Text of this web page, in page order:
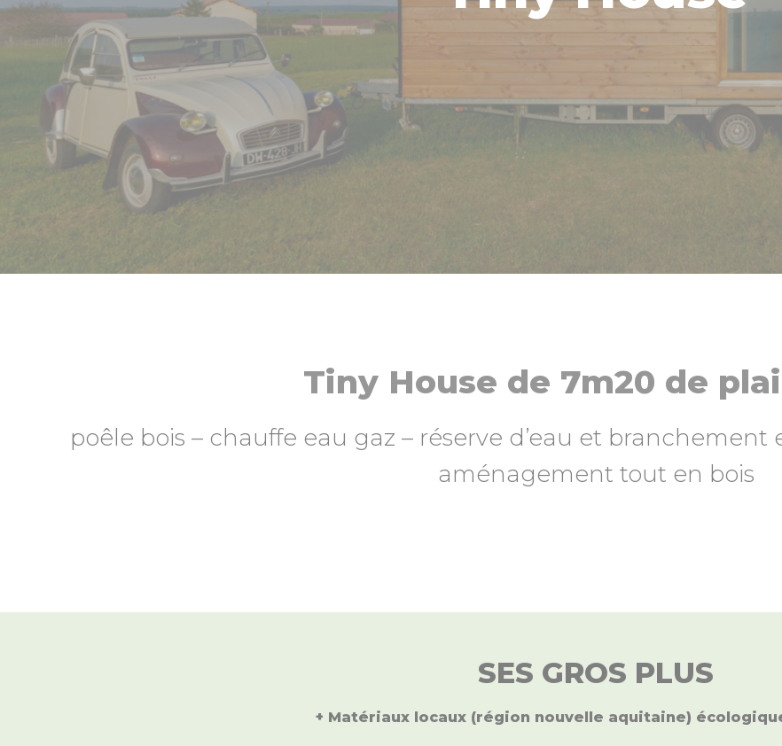
Tiny House de 7m20 de
poêle bois – chauffe eau gaz – réserve d’eau et branchement
aménagement tout en bois
SES GROS PLUS
+ Matériaux locaux (région nouvelle aquitaine)